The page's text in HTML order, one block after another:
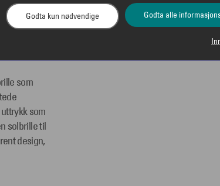
med stil.
motepreg på
som
som
solbrille til
design,
Godta alle
Godta kun nødvendige